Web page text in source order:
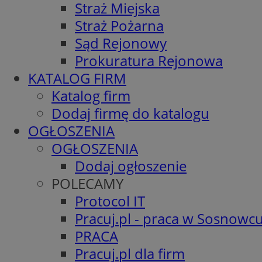
Straż Miejska
Straż Pożarna
Sąd Rejonowy
Prokuratura Rejonowa
KATALOG FIRM
Katalog firm
Dodaj firmę do katalogu
OGŁOSZENIA
OGŁOSZENIA
Dodaj ogłoszenie
POLECAMY
Protocol IT
Pracuj.pl - praca w
PRACA
Pracuj.pl dla firm